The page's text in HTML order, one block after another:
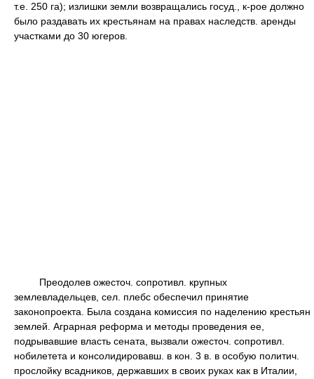
т.е. 250 га); излишки земли возвращались госуд., к-рое должно
было раздавать их крестьянам на правах наследств. аренды
участками до 30 югеров.
Преодолев ожесточ. сопротивл. крупных
землевладельцев, сел. плебс обеспечил принятие
законопроекта. Была создана комиссия по наделению крестьян
землей. Аграрная реформа и методы проведения ее,
подрывавшие власть сената, вызвали ожесточ. сопротивл.
нобилетета и консолидировавш. в кон. 3 в. в особую политич.
прослойку всадников, державших в своих руках как в Италии,